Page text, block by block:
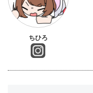
ちひろ